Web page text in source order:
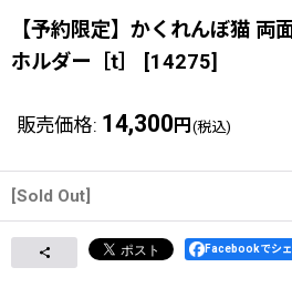
【予約限定】かくれんぼ猫 両
ホルダー［t］
[14275]
販売価格: 14,300 円 (税込)
[Sold Out]
Facebookでシ